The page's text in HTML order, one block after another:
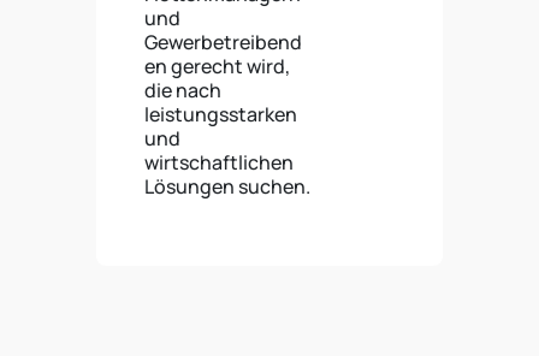
und
Gewerbetreibend
en gerecht wird,
die nach
leistungsstarken
und
wirtschaftlichen
Lösungen suchen.